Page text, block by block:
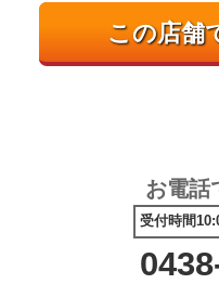
お電話
受付時間